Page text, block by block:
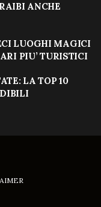
ANCHE
LUOGHI MAGICI
PIU’ TURISTICI
LA TOP 10